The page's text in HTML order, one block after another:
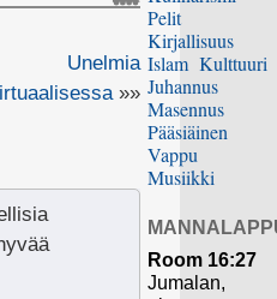
Unelmia
»»
Pelit
Kirjallisuus
Islam Kulttuuri
Juhannus
Masennus
Pääsiäinen
Vappu
Musiikki
Room 16:27
Jumalan,